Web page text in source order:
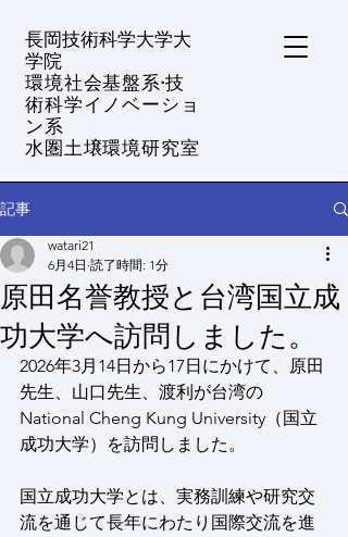
​長岡技術科学大学大
学院
環境社会基盤系·技
術科学イノベーショ
ン系
水圏土壌環境研究室
記事
原田名誉教授と台湾国立成
功大学へ訪問しました。
watari21
6月4日 読了時間: 1分
2026年3月14日から17日にかけて、原田
先生、山口先生、渡利が台湾の
National Cheng Kung University（国立
成功大学）を訪問しました。
国立成功大学とは、実務訓練や研究交
流を通じて長年にわたり国際交流を進